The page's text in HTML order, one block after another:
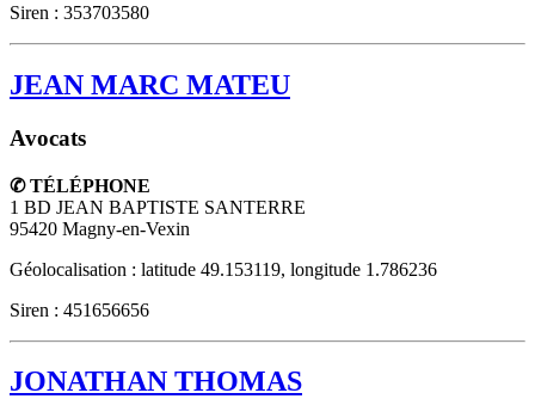
Siren : 353703580
JEAN MARC MATEU
Avocats
✆ TÉLÉPHONE
1 BD JEAN BAPTISTE SANTERRE
95420 Magny-en-Vexin
Géolocalisation : latitude 49.153119, longitude 1.786236
Siren : 451656656
JONATHAN THOMAS